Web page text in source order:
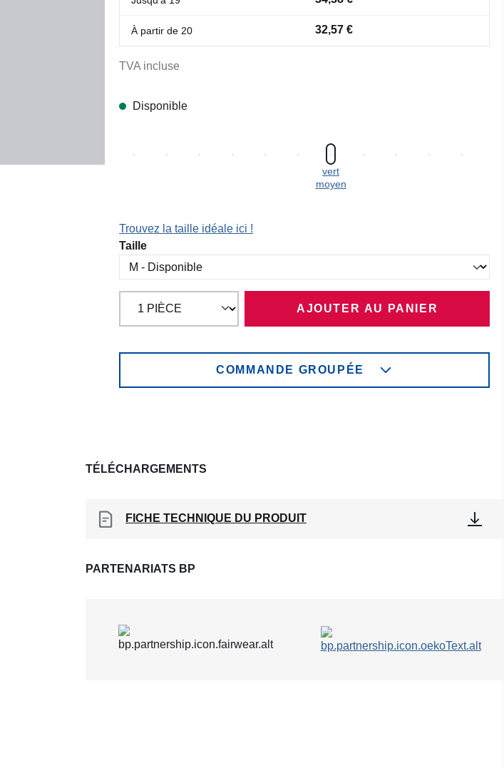
À partir de 20 32,57 €
TVA incluse
Disponible
vert
moyen
Trouvez la taille idéale ici !
Sélectionnez
Taille
AJOUTER AU PANIER
COMMANDE GROUPÉE
TÉLÉCHARGEMENTS
FICHE TECHNIQUE DU PRODUIT
PARTENARIATS BP